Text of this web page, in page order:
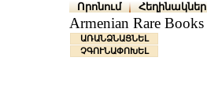
Որոնում Հեղինակներ
Armenian Rare Books
ԱՌԱՆՁՆԱՑՆԵԼ
ՉԳՈՒՆԱՓՈԽԵԼ